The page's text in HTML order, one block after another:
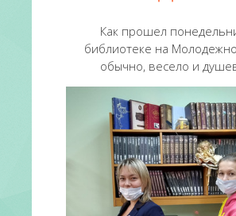
Как прошел
библиотеке на
обычно, весело и